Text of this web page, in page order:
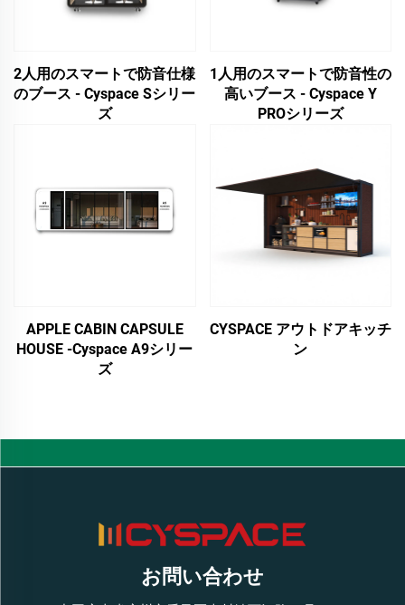
2人用のスマートで防音仕様
のブース - Cyspace Sシリー
ズ
1人用のスマートで防音性の
高いブース - Cyspace Y
PROシリーズ
APPLE CABIN CAPSULE
HOUSE -Cyspace A9シリー
ズ
CYSPACE アウトドアキッチ
ン
お問い合わせ